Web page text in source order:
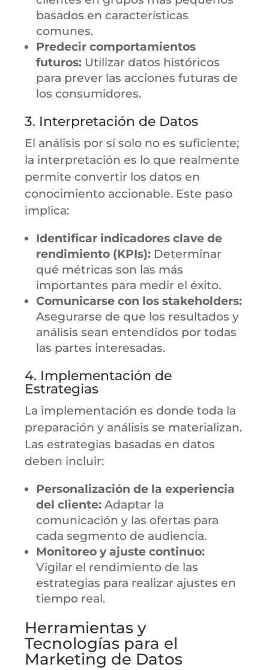
basados en características
comunes.
Predecir comportamientos
futuros: Utilizar datos históricos
para prever las acciones futuras de
los consumidores.
3. Interpretación de Datos
El análisis por sí solo no es suficiente;
la interpretación es lo que realmente
permite convertir los datos en
conocimiento accionable. Este paso
implica:
Identificar indicadores clave de
rendimiento (KPIs): Determinar
qué métricas son las más
importantes para medir el éxito.
Comunicarse con los stakeholders:
Asegurarse de que los resultados y
análisis sean entendidos por todas
las partes interesadas.
4. Implementación de
Estrategias
La implementación es donde toda la
preparación y análisis se materializan.
Las estrategias basadas en datos
deben incluir:
Personalización de la experiencia
del cliente: Adaptar la
comunicación y las ofertas para
cada segmento de audiencia.
Monitoreo y ajuste continuo:
Vigilar el rendimiento de las
estrategias para realizar ajustes en
tiempo real.
Herramientas y
Tecnologías para el
Marketing de Datos